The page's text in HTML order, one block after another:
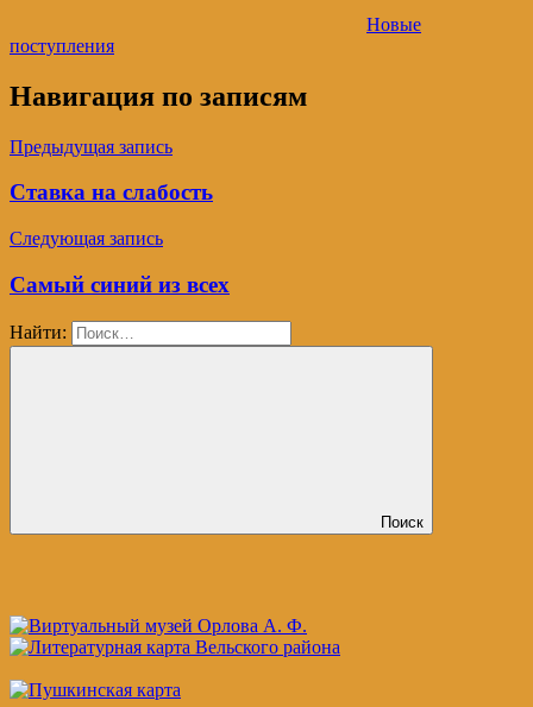
Новые
поступления
Навигация по записям
Предыдущая запись
Ставка на слабость
Следующая запись
Самый синий из всех
Найти:
Поиск